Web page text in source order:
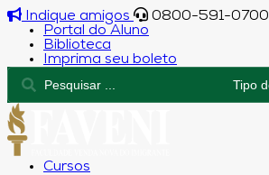
Indique amigos
0800-591-0700
Portal do Aluno
Biblioteca
Imprima seu boleto
Cursos